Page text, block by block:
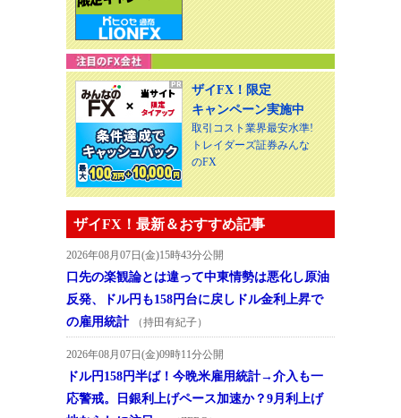
ザイFX！限定
キャンペーン実施中
取引コスト業界最安水準!
トレイダーズ証券みんな
のFX
ザイFX！最新＆おすすめ記事
2026年08月07日(金)15時43分公開
口先の楽観論とは違って中東情勢は悪化し原油
反発、ドル円も158円台に戻しドル金利上昇で
の雇用統計
（持田有紀子）
2026年08月07日(金)09時11分公開
ドル円158円半ば！今晩米雇用統計→介入も一
応警戒。日銀利上げペース加速か？9月利上げ